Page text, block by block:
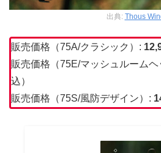
出典: Thous
販売価格（75A/クラシック）:
販売価格（75E/マッシュルームヘ
込）
販売価格（75S/風防デザイン）: